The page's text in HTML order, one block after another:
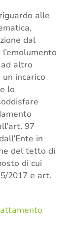
alle
dal
altro
incarico
lo
97
in
del tetto di
di cui
2017 e art.